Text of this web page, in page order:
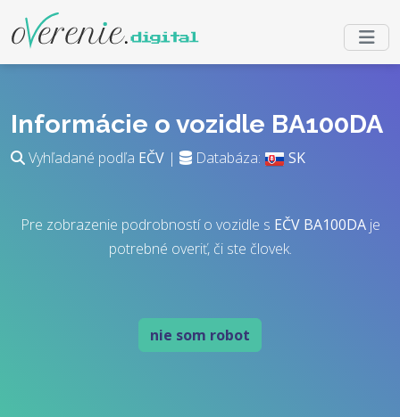
Informácie o vozidle BA100DA
Vyhľadané podľa EČV | Databáza: SK
Pre zobrazenie podrobností o vozidle s EČV BA100DAje
potrebné overiť, či ste človek.
nie som robot